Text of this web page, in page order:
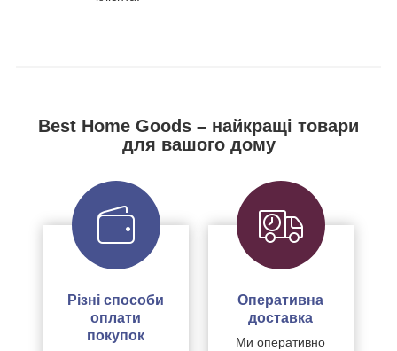
Best Home Goods – найкращі товари
для вашого дому
Різні способи
оплати
покупок
Оперативна
доставка
Ми оперативно